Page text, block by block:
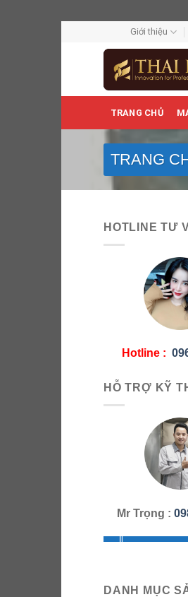
Giới thiệu
TRANG CHỦ
TRANG
HOTLINE TƯ
Hotline :
HỖ TRỢ KỸ
Mr Trọng :
DANH MỤC